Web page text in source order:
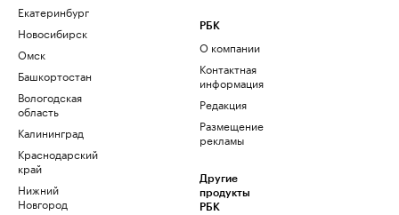
Екатеринбург
Новосибирск
Омск
Башкортостан
Вологодская
область
Калининград
Краснодарский
край
Нижний
Новгород
РБК
О компании
Контактная
информация
Редакция
Размещение
рекламы
Другие
продукты
РБК